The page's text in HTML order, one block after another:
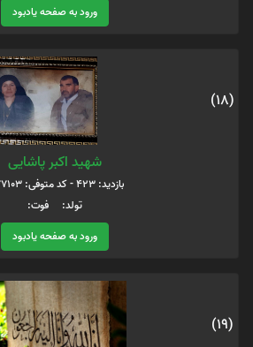
ورود به صفحه یادبود
(18)
شهید اکبر پاشایی
بازدید: 423 - کد متوفی: 6177103
تولد: فوت:
ورود به صفحه یادبود
(19)